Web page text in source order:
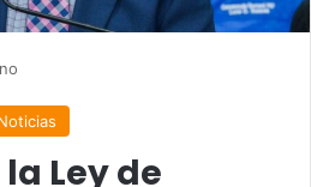
Ley de